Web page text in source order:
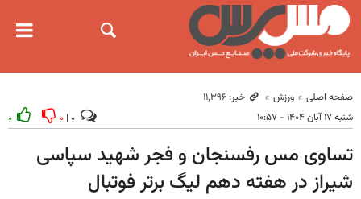
صفحه اصلی ورزش
خبر: ۱۱٬۳۹۶
شنبه ۱۷ آبان ۱۴۰۴ - ۱۰:۵۷
۰ ۰
تساوی مس رفسنجان و فجر شهید سپاسی
شیراز در هفته دهم لیگ برتر فوتبال